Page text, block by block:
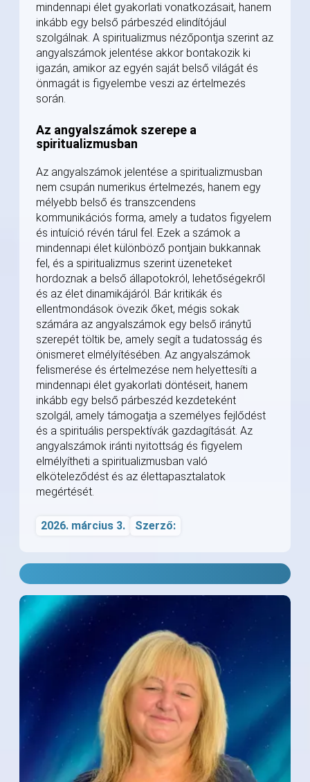
mindennapi élet gyakorlati vonatkozásait, hanem
inkább egy belső párbeszéd elindítójául
szolgálnak. A spiritualizmus nézőpontja szerint az
angyalszámok jelentése akkor bontakozik ki
igazán, amikor az egyén saját belső világát és
önmagát is figyelembe veszi az értelmezés
során.
Az angyalszámok szerepe a
spiritualizmusban
Az angyalszámok jelentése a spiritualizmusban
nem csupán numerikus értelmezés, hanem egy
mélyebb belső és transzcendens
kommunikációs forma, amely a tudatos figyelem
és intuíció révén tárul fel. Ezek a számok a
mindennapi élet különböző pontjain bukkannak
fel, és a spiritualizmus szerint üzeneteket
hordoznak a belső állapotokról, lehetőségekről
és az élet dinamikájáról. Bár kritikák és
ellentmondások övezik őket, mégis sokak
számára az angyalszámok egy belső iránytű
szerepét töltik be, amely segít a tudatosság és
önismeret elmélyítésében. Az angyalszámok
felismerése és értelmezése nem helyettesíti a
mindennapi élet gyakorlati döntéseit, hanem
inkább egy belső párbeszéd kezdeteként
szolgál, amely támogatja a személyes fejlődést
és a spirituális perspektívák gazdagítását. Az
angyalszámok iránti nyitottság és figyelem
elmélyítheti a spiritualizmusban való
elköteleződést és az élettapasztalatok
megértését.
2026. március 3. Szerző: